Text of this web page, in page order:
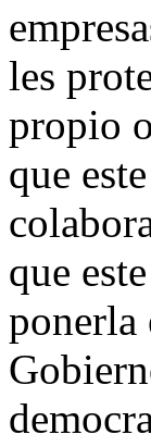
les
propio
que
que
ponerla